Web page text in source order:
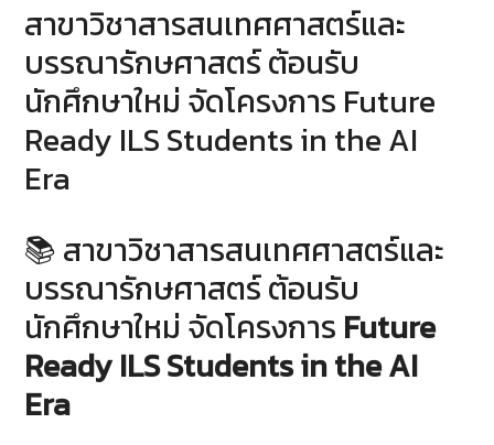
สาขาวิชาสารสนเทศศาสตร์และ
บรรณารักษศาสตร์ ต้อนรับ
นักศึกษาใหม่ จัดโครงการ Future
Ready ILS Students in the AI
Era
📚 สาขาวิชาสารสนเทศศาสตร์และ
บรรณารักษศาสตร์ ต้อนรับ
นักศึกษาใหม่ จัดโครงการ Future
Ready ILS Students in the AI
Era